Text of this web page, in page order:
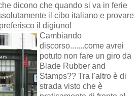
dicono che quando si va in ferie
il cibo italiano e provare
il digiuno!
Cambiando
discorso.......come avrei
potuto non fare un giro da
Blade Rubber and
Stamps?? Tra l'altro è di
strada visto che è